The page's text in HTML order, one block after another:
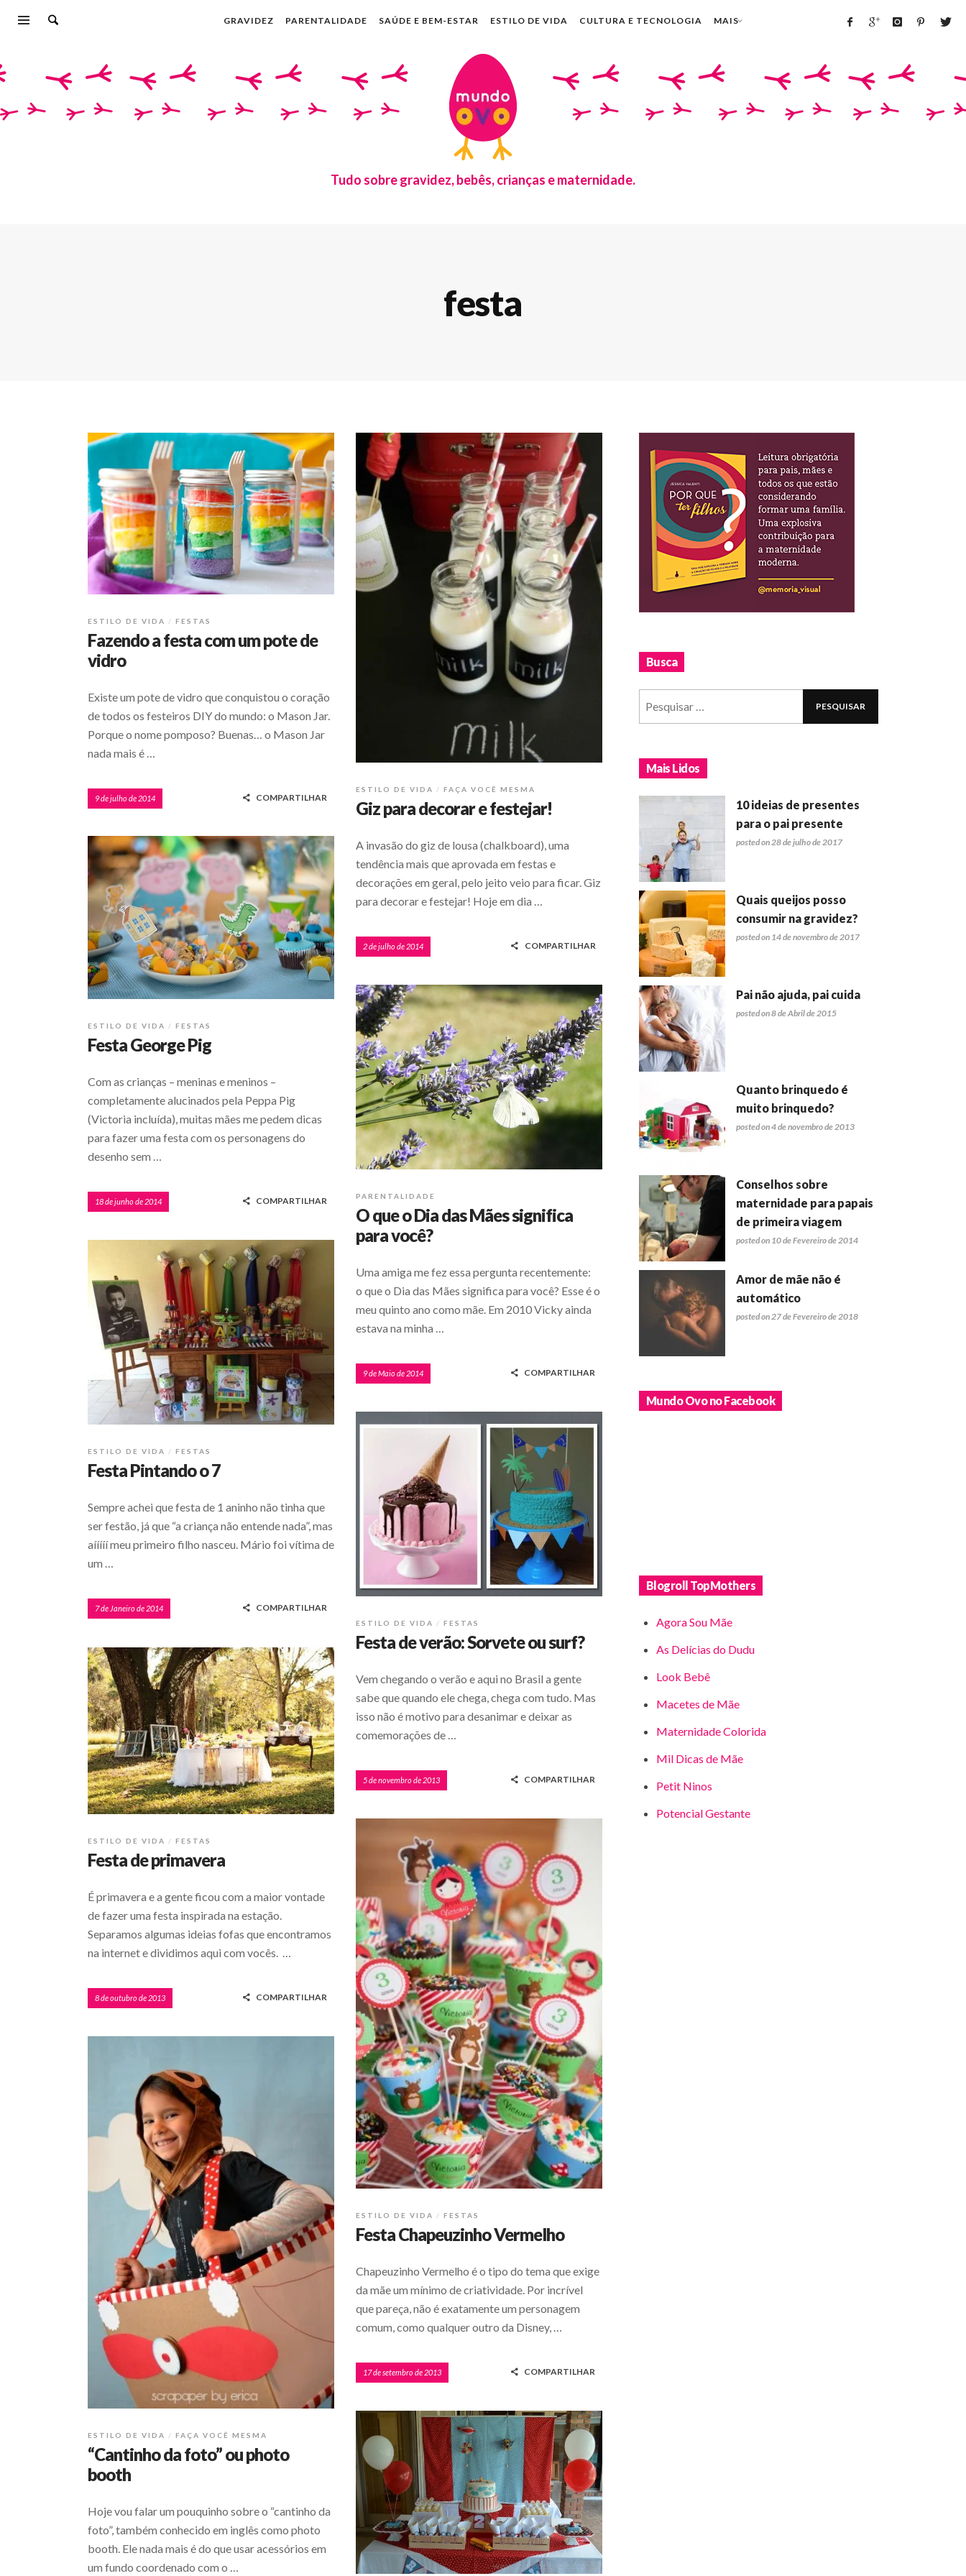
GRAVIDEZ PARENTALIDADE SAÚDE E BEM-ESTAR ESTILO DE VIDA CULTURA E TECNOLOGIA MAIS
Tudo sobre gravidez, bebês, crianças e maternidade.
festa
ESTILO DE VIDA FESTAS
Fazendo a festa com um pote de
vidro
Existe um pote de vidro que conquistou o coração
de todos os festeiros DIY do mundo: o Mason Jar.
Porque o nome pomposo? Buenas… o Mason Jar
nada mais é …
9 de julho de 2014 COMPARTILHAR
ESTILO DE VIDA FAÇA VOCÊ MESMA
Giz para decorar e festejar!
A invasão do giz de lousa (chalkboard), uma
tendência mais que aprovada em festas e
decorações em geral, pelo jeito veio para ficar. Giz
para decorar e festejar! Hoje em dia …
2 de julho de 2014 COMPARTILHAR
ESTILO DE VIDA FESTAS
Festa George Pig
Com as crianças – meninas e meninos –
completamente alucinados pela Peppa Pig
(Victoria incluída), muitas mães me pedem dicas
para fazer uma festa com os personagens do
desenho sem …
18 de junho de 2014 COMPARTILHAR PARENTALIDADE
O que o Dia das Mães significa
para você?
Uma amiga me fez essa pergunta recentemente:
o que o Dia das Mães significa para você? Esse é o
meu quinto ano como mãe. Em 2010 Vicky ainda
estava na minha …
9 de Maio de 2014 COMPARTILHAR
ESTILO DE VIDA FESTAS
Festa Pintando o 7
Sempre achei que festa de 1 aninho não tinha que
ser festão, já que “a criança não entende nada”, mas
aííííí meu primeiro filho nasceu. Mário foi vítima de
um …
7 de Janeiro de 2014 COMPARTILHAR
ESTILO DE VIDA FESTAS
Festa de verão: Sorvete ou surf?
Vem chegando o verão e aqui no Brasil a gente
sabe que quando ele chega, chega com tudo. Mas
isso não é motivo para desanimar e deixar as
comemorações de …
5 de novembro de 2013 COMPARTILHAR
ESTILO DE VIDA FESTAS
Festa de primavera
É primavera e a gente ficou com a maior vontade
de fazer uma festa inspirada na estação.
Separamos algumas ideias fofas que encontramos
na internet e dividimos aqui com vocês. …
8 de outubro de 2013 COMPARTILHAR
ESTILO DE VIDA FESTAS
Festa Chapeuzinho Vermelho
Chapeuzinho Vermelho é o tipo do tema que exige
da mãe um mínimo de criatividade. Por incrível
que pareça, não é exatamente um personagem
comum, como qualquer outro da Disney, …
17 de setembro de 2013 COMPARTILHAR
ESTILO DE VIDA FAÇA VOCÊ MESMA
“Cantinho da foto” ou photo
booth
Hoje vou falar um pouquinho sobre o “cantinho da
foto”, também conhecido em inglês como photo
booth. Ele nada mais é do que usar acessórios em
um fundo coordenado com o …
Busca
Mais Lidos
10 ideias de presentes
para o pai presente
posted on 28 de julho de 2017
Quais queijos posso
consumir na gravidez?
posted on 14 de novembro de 2017
Pai não ajuda, pai cuida
posted on 8 de Abril de 2015
Quanto brinquedo é
muito brinquedo?
posted on 4 de novembro de 2013
Conselhos sobre
maternidade para papais
de primeira viagem
posted on 10 de Fevereiro de 2014
Amor de mãe não é
automático
posted on 27 de Fevereiro de 2018
Mundo Ovo no Facebook
Blogroll TopMothers
Agora Sou Mãe
As Delícias do Dudu
Look Bebê
Macetes de Mãe
Maternidade Colorida
Mil Dicas de Mãe
Petit Ninos
Potencial Gestante